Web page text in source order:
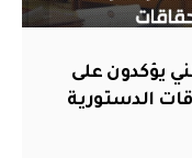
يؤكدون على
الدستورية